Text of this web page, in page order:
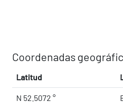
Coordenadas
Latitud
N 52.5072 °